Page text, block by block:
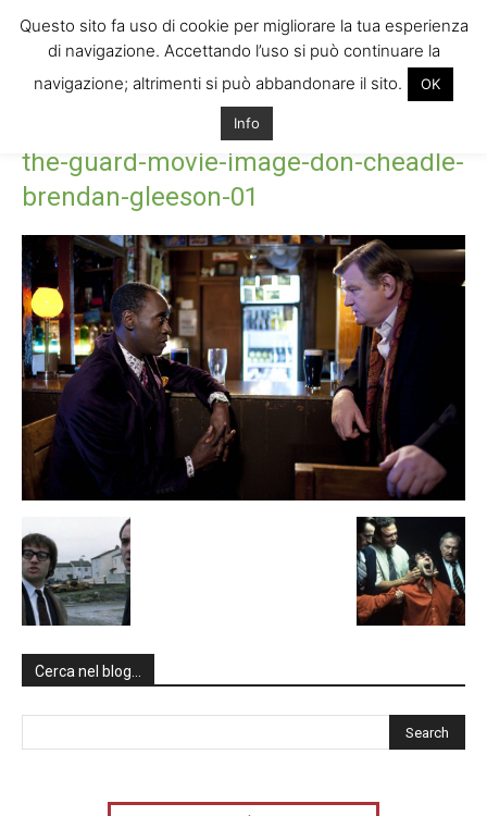
the-guard-movie-image-don-cheadle-brendan-gleeson-01
the-guard-movie-image-don-cheadle-brendan-gleeson-01
the-guard-movie-image-don-cheadle-
brendan-gleeson-01
Cerca nel blog…
Questo sito fa uso di cookie per migliorare la tua esperienza
di navigazione. Accettando l’uso si può continuare la
navigazione; altrimenti si può abbandonare il sito.
OK
Info